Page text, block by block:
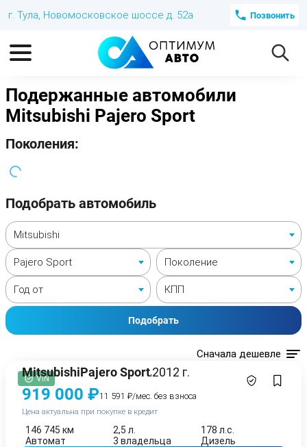
г. Тула, Новомосковское шоссе д. 52а Позвонить
Подержанные автомобили
Mitsubishi Pajero Sport
Поколения:
Подобрать автомобиль
Подобрать
Сначала дешевле
VIN
MitsubishiPajero Sport,2012 г.
919 000 ₽11 591 ₽/мес. без взноса
Цена актуальна при покупке в кредит
146 745 км 2,5 л.
178 л.с.
Автомат
3 владельца Дизель